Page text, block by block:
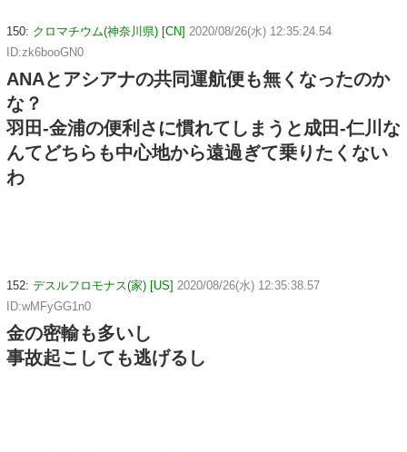
150: クロマチウム(神奈川県) [CN] 2020/08/26(水) 12:35:24.54
ID:zk6booGN0
ANAとアシアナの共同運航便も無くなったのか
な？
羽田-金浦の便利さに慣れてしまうと成田-仁川な
んてどちらも中心地から遠過ぎて乗りたくない
わ
152: デスルフロモナス(家) [US] 2020/08/26(水) 12:35:38.57
ID:wMFyGG1n0
金の密輸も多いし
事故起こしても逃げるし